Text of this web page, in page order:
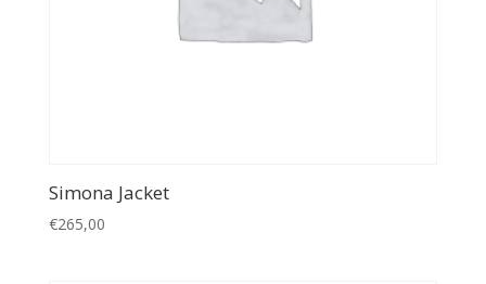
Simona Jacket
€265,00